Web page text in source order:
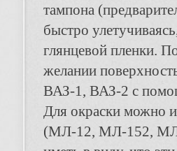
тампона
быстро
глянцевой пленки.
желании
ВАЗ-1, ВАЗ-2 с
Для окраски можно
(МЛ-12, МЛ-152, МЛ-